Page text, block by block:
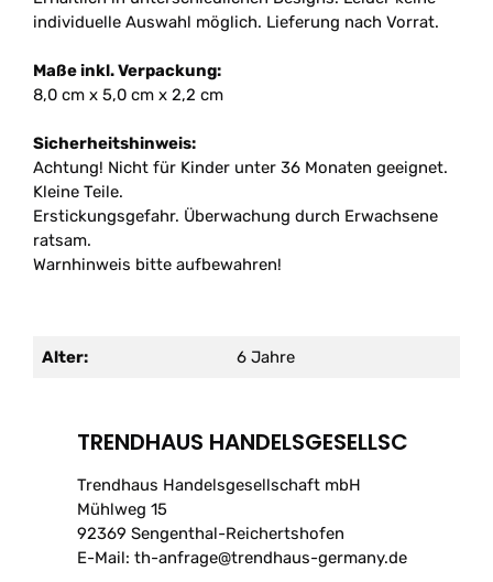
individuelle Auswahl möglich. Lieferung nach Vorrat.
Maße inkl. Verpackung:
8,0 cm x 5,0 cm x 2,2 cm
Sicherheitshinweis:
Achtung! Nicht für Kinder unter 36 Monaten geeignet.
Kleine Teile.
Erstickungsgefahr. Überwachung durch Erwachsene
ratsam.
Warnhinweis bitte aufbewahren!
Alter: 6 Jahre
TRENDHAUS HANDELSGESELLSC
Trendhaus Handelsgesellschaft mbH
Mühlweg 15
92369 Sengenthal-Reichertshofen
E-Mail: th-anfrage@trendhaus-germany.de